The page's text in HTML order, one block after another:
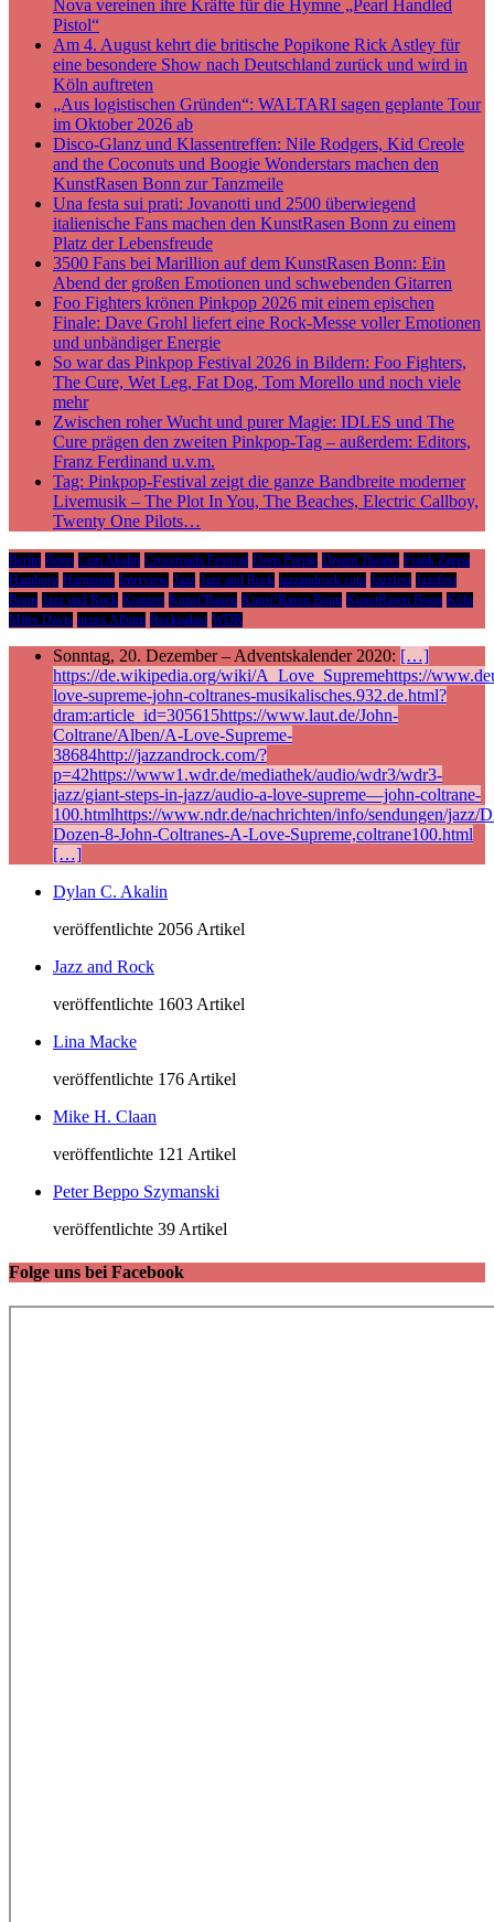
Nova vereinen ihre Kräfte für die Hymne „Pearl Handled
Pistol“
Am 4. August kehrt die britische Popikone Rick Astley für
eine besondere Show nach Deutschland zurück und wird in
Köln auftreten
„Aus logistischen Gründen“: WALTARI sagen geplante Tour
im Oktober 2026 ab
Disco-Glanz und Klassentreffen: Nile Rodgers, Kid Creole
and the Coconuts und Boogie Wonderstars machen den
KunstRasen Bonn zur Tanzmeile
Una festa sui prati: Jovanotti und 2500 überwiegend
italienische Fans machen den KunstRasen Bonn zu einem
Platz der Lebensfreude
3500 Fans bei Marillion auf dem KunstRasen Bonn: Ein
Abend der großen Emotionen und schwebenden Gitarren
Foo Fighters krönen Pinkpop 2026 mit einem epischen
Finale: Dave Grohl liefert eine Rock-Messe voller Emotionen
und unbändiger Energie
So war das Pinkpop Festival 2026 in Bildern: Foo Fighters,
The Cure, Wet Leg, Fat Dog, Tom Morello und noch viele
mehr
Zwischen roher Wucht und purer Magie: IDLES und The
Cure prägen den zweiten Pinkpop-Tag – außerdem: Editors,
Franz Ferdinand u.v.m.
Tag: Pinkpop-Festival zeigt die ganze Bandbreite moderner
Livemusik – The Plot In You, The Beaches, Electric Callboy,
Twenty One Pilots…
Berlin Bonn Cem Akalin Crossroads Festival Deep Purple Dream Theater Frank Zappa
Hamburg Harmonie Interview Jazz Jazz and Rock jazzandrock.com Jazzfest Jazzfest
Bonn Jazz und Rock Konzert Kunst!Rasen Kunst!Rasen Bonn KunstRasen Bonn Köln
Miles Davis neues Album Rockpalast WDR
Sonntag, 20. Dezember – Adventskalender 2020: […]
https://de.wikipedia.org/wiki/A_Love_Supremehttps://
love-supreme-john-coltranes-musikalisches.932.de.html?
dram:article_id=305615https://www.laut.de/John-
Coltrane/Alben/A-Love-Supreme-
38684http://jazzandrock.com/?
p=42https://www1.wdr.de/mediathek/audio/wdr3/wdr3-
jazz/giant-steps-in-jazz/audio-a-love-supreme—john-coltrane-
100.htmlhttps://www.ndr.de/nachrichten/info/sendungen/jazz/
Dozen-8-John-Coltranes-A-Love-Supreme,coltrane100.html
[…]
Dylan C. Akalin
veröffentlichte 2056 Artikel
Jazz and Rock
veröffentlichte 1603 Artikel
Lina Macke
veröffentlichte 176 Artikel
Mike H. Claan
veröffentlichte 121 Artikel
Peter Beppo Szymanski
veröffentlichte 39 Artikel
Folge uns bei Facebook